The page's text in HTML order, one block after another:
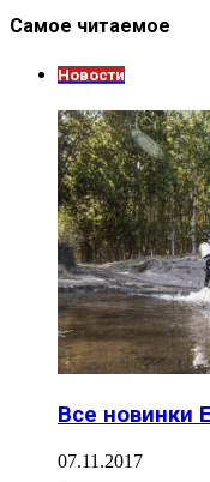
Самое читаемое
Новости
Все новинки
07.11.2017